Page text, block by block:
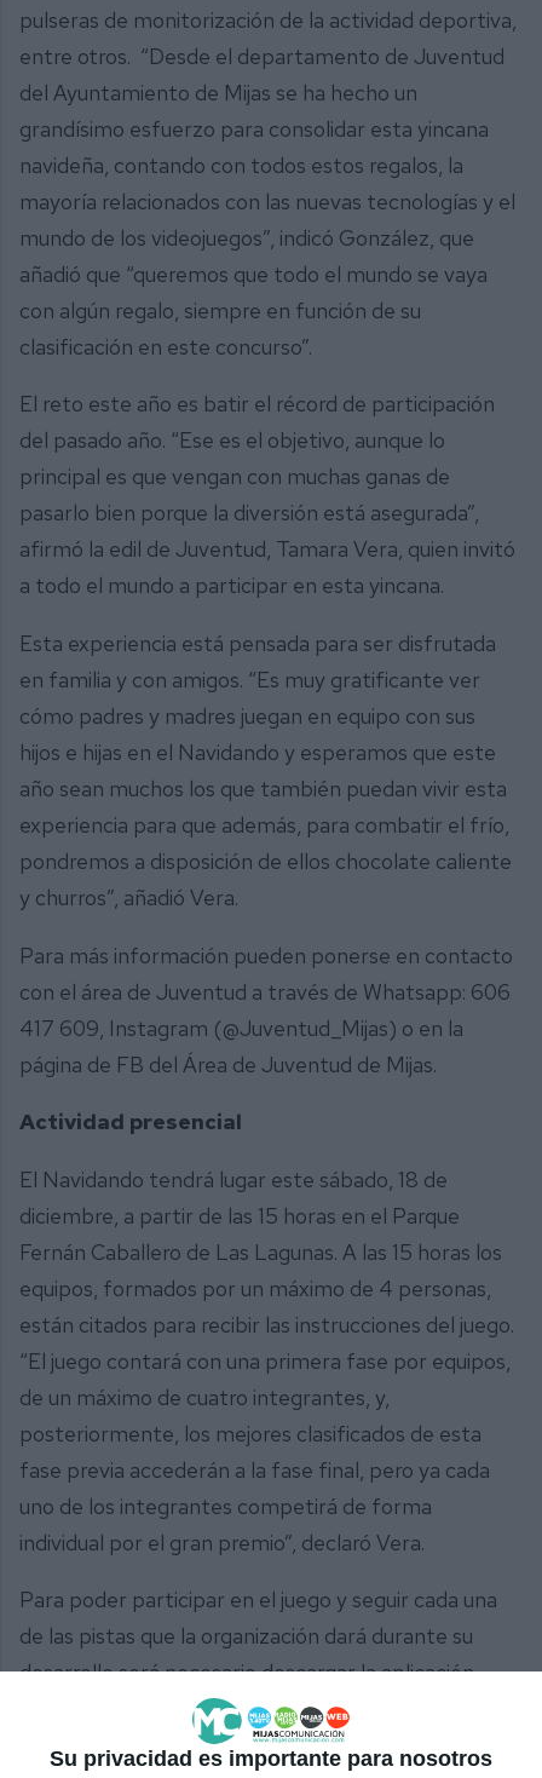
Su privacidad es importante para nosotros
pulseras de monitorización de la actividad deportiva,
entre otros. “Desde el departamento de Juventud
del Ayuntamiento de Mijas se ha hecho un
grandísimo esfuerzo para consolidar esta yincana
navideña, contando con todos estos regalos, la
mayoría relacionados con las nuevas tecnologías y el
mundo de los videojuegos”, indicó González, que
añadió que “queremos que todo el mundo se vaya
con algún regalo, siempre en función de su
clasificación en este concurso”.
El reto este año es batir el récord de participación
del pasado año. “Ese es el objetivo, aunque lo
principal es que vengan con muchas ganas de
pasarlo bien porque la diversión está asegurada”,
afirmó la edil de Juventud, Tamara Vera, quien invitó
a todo el mundo a participar en esta yincana.
Esta experiencia está pensada para ser disfrutada
en familia y con amigos. “Es muy gratificante ver
cómo padres y madres juegan en equipo con sus
hijos e hijas en el Navidando y esperamos que este
año sean muchos los que también puedan vivir esta
experiencia para que además, para combatir el frío,
pondremos a disposición de ellos chocolate caliente
y churros”, añadió Vera.
Para más información pueden ponerse en contacto
con el área de Juventud a través de Whatsapp: 606
417 609, Instagram (@Juventud_Mijas) o en la
página de FB del Área de Juventud de Mijas.
Actividad presencial
El Navidando tendrá lugar este sábado, 18 de
diciembre, a partir de las 15 horas en el Parque
Fernán Caballero de Las Lagunas. A las 15 horas los
equipos, formados por un máximo de 4 personas,
están citados para recibir las instrucciones del juego.
“El juego contará con una primera fase por equipos,
de un máximo de cuatro integrantes, y,
posteriormente, los mejores clasificados de esta
fase previa accederán a la fase final, pero ya cada
uno de los integrantes competirá de forma
individual por el gran premio”, declaró Vera.
Para poder participar en el juego y seguir cada una
de las pistas que la organización dará durante su
desarrollo será necesario descargar la aplicación
.